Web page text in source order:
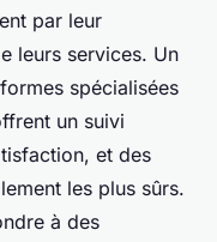
par leur
leurs services. Un
spécialisées
un suivi
et des
les plus sûrs.
à des